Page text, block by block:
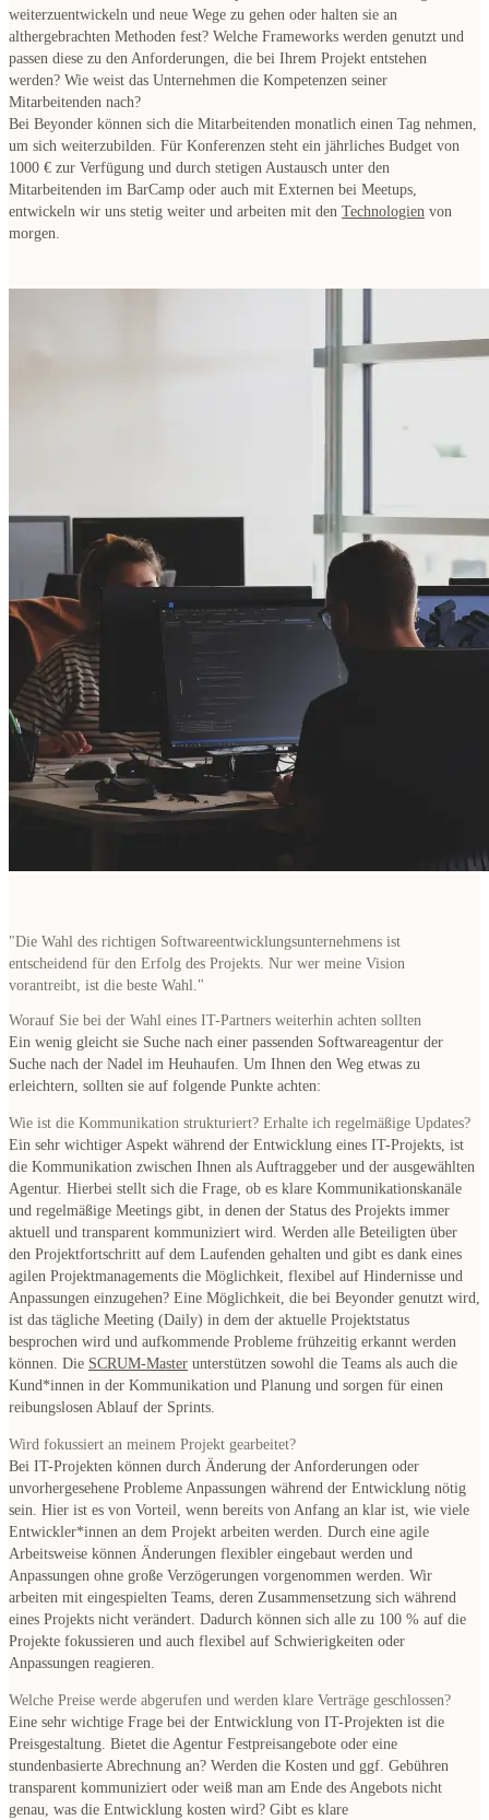
weiterzuentwickeln und neue Wege zu gehen oder halten sie an
althergebrachten Methoden fest? Welche Frameworks werden genutzt und
passen diese zu den Anforderungen, die bei Ihrem Projekt entstehen
werden? Wie weist das Unternehmen die Kompetenzen seiner
Mitarbeitenden nach?
Bei Beyonder können sich die Mitarbeitenden monatlich einen Tag nehmen,
um sich weiterzubilden. Für Konferenzen steht ein jährliches Budget von
1000 € zur Verfügung und durch stetigen Austausch unter den
Mitarbeitenden im BarCamp oder auch mit Externen bei Meetups,
entwickeln wir uns stetig weiter und arbeiten mit den Technologien von
morgen.
"Die Wahl des richtigen Softwareentwicklungsunternehmens ist
entscheidend für den Erfolg des Projekts. Nur wer meine Vision
vorantreibt, ist die beste Wahl."
Worauf Sie bei der Wahl eines IT-Partners weiterhin achten sollten
Ein wenig gleicht sie Suche nach einer passenden Softwareagentur der
Suche nach der Nadel im Heuhaufen. Um Ihnen den Weg etwas zu
erleichtern, sollten sie auf folgende Punkte achten:
Wie ist die Kommunikation strukturiert? Erhalte ich regelmäßige Updates?
Ein sehr wichtiger Aspekt während der Entwicklung eines IT-Projekts, ist
die Kommunikation zwischen Ihnen als Auftraggeber und der ausgewählten
Agentur. Hierbei stellt sich die Frage, ob es klare Kommunikationskanäle
und regelmäßige Meetings gibt, in denen der Status des Projekts immer
aktuell und transparent kommuniziert wird. Werden alle Beteiligten über
den Projektfortschritt auf dem Laufenden gehalten und gibt es dank eines
agilen Projektmanagements die Möglichkeit, flexibel auf Hindernisse und
Anpassungen einzugehen? Eine Möglichkeit, die bei Beyonder genutzt wird,
ist das tägliche Meeting (Daily) in dem der aktuelle Projektstatus
besprochen wird und aufkommende Probleme frühzeitig erkannt werden
können. Die SCRUM-Master unterstützen sowohl die Teams als auch die
Kund*innen in der Kommunikation und Planung und sorgen für einen
reibungslosen Ablauf der Sprints.
Wird fokussiert an meinem Projekt gearbeitet?
Bei IT-Projekten können durch Änderung der Anforderungen oder
unvorhergesehene Probleme Anpassungen während der Entwicklung nötig
sein. Hier ist es von Vorteil, wenn bereits von Anfang an klar ist, wie viele
Entwickler*innen an dem Projekt arbeiten werden. Durch eine agile
Arbeitsweise können Änderungen flexibler eingebaut werden und
Anpassungen ohne große Verzögerungen vorgenommen werden. Wir
arbeiten mit eingespielten Teams, deren Zusammensetzung sich während
eines Projekts nicht verändert. Dadurch können sich alle zu 100 % auf die
Projekte fokussieren und auch flexibel auf Schwierigkeiten oder
Anpassungen reagieren.
Welche Preise werde abgerufen und werden klare Verträge geschlossen?
Eine sehr wichtige Frage bei der Entwicklung von IT-Projekten ist die
Preisgestaltung. Bietet die Agentur Festpreisangebote oder eine
stundenbasierte Abrechnung an? Werden die Kosten und ggf. Gebühren
transparent kommuniziert oder weiß man am Ende des Angebots nicht
genau, was die Entwicklung kosten wird? Gibt es klare